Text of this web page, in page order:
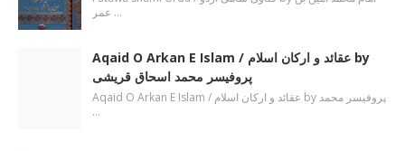
عمر …
Aqaid O Arkan E Islam / عقائد و ارکان اسلام by
پروفیسر محمد اسحاق قریشی
Aqaid O Arkan E Islam / عقائد و ارکان اسلام by پروفیسر محمد
…